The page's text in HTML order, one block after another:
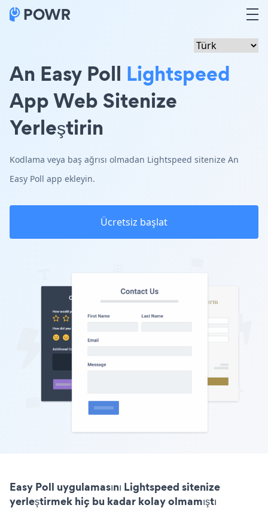
An Easy Poll Lightspeed
App Web Sitenize
Yerleştirin
Kodlama veya baş ağrısı olmadan Lightspeed sitenize An
Easy Poll app ekleyin.
Ücretsiz başlat
Easy Poll uygulamasını Lightspeed sitenize
yerleştirmek hiç bu kadar kolay olmamıştı